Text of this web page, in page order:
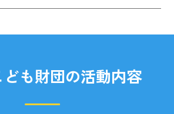
も財団の活動内容